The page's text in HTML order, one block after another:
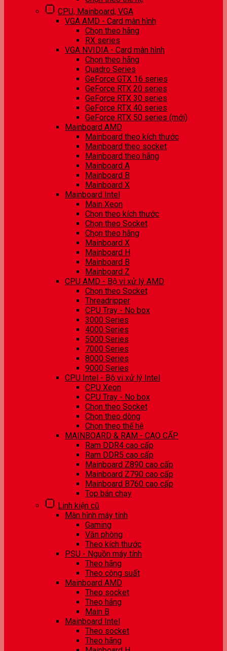
CPU, Mainboard, VGA
VGA AMD - Card màn hình
Chọn theo hãng
RX series
VGA NVIDIA - Card màn hình
Chọn theo hãng
Quadro Series
GeForce GTX 16 series
GeForce RTX 20 series
GeForce RTX 30 series
GeForce RTX 40 series
GeForce RTX 50 series (mới)
Mainboard AMD
Mainboard theo kích thước
Mainboard theo socket
Mainboard theo hãng
Mainboard A
Mainboard B
Mainboard X
Mainboard Intel
Main Xeon
Chọn theo kích thước
Chọn theo Socket
Chọn theo hãng
Mainboard X
Mainboard H
Mainboard B
Mainboard Z
CPU AMD - Bộ vi xử lý AMD
Chọn theo Socket
Threadripper
CPU Tray - No box
3000 Series
4000 Series
5000 Series
7000 Series
8000 Series
9000 Series
CPU Intel - Bộ vi xử lý Intel
CPU Xeon
CPU Tray - No box
Chọn theo Socket
Chọn theo dòng
Chọn theo thế hệ
MAINBOARD & RAM - CAO CẤP
Ram DDR4 cao cấp
Ram DDR5 cao cấp
Mainboard Z890 cao cấp
Mainboard Z790 cao cấp
Mainboard B760 cao cấp
Top bán chạy
Linh kiện cũ
Màn hình máy tính
Gaming
Văn phòng
Theo kích thước
PSU - Nguồn máy tính
Theo hãng
Theo công suất
Mainboard AMD
Theo socket
Theo hãng
Main B
Mainboard Intel
Theo socket
Theo hãng